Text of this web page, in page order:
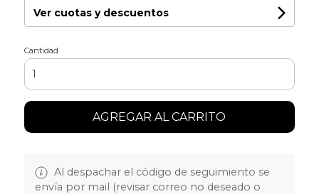
Ver cuotas y descuentos
Cantidad
AGREGAR AL CARRITO
Al despachar el código de seguimiento se
envía por mail (revisar correo no deseado o